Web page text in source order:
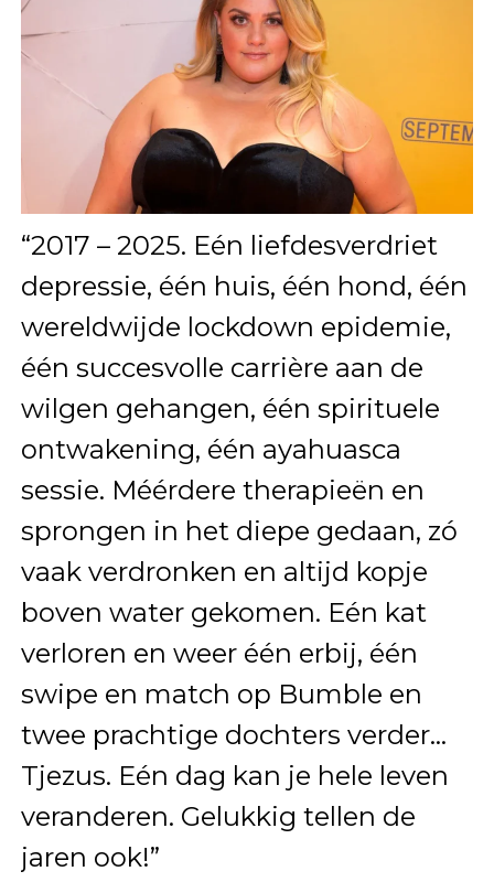
“2017 – 2025. Eén liefdesverdriet
depressie, één huis, één hond, één
wereldwijde lockdown epidemie,
één succesvolle carrière aan de
wilgen gehangen, één spirituele
ontwakening, één ayahuasca
sessie. Méérdere therapieën en
sprongen in het diepe gedaan, zó
vaak verdronken en altijd kopje
boven water gekomen. Eén kat
verloren en weer één erbij, één
swipe en match op Bumble en
twee prachtige dochters verder…
Tjezus. Eén dag kan je hele leven
veranderen. Gelukkig tellen de
jaren ook!”